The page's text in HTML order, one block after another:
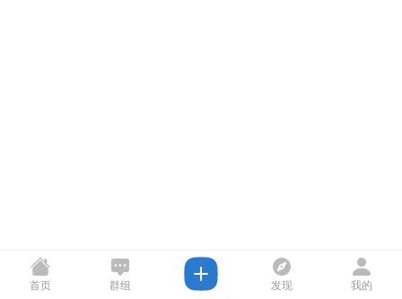
首页 群组 发现 我的